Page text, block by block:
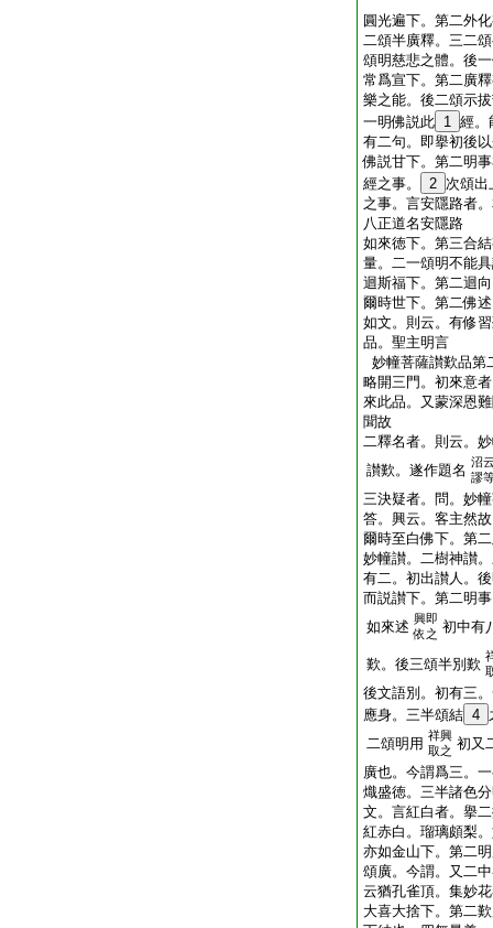
圓光遍下。第二外
二頌半廣釋。三二
頌明慈悲之體。後
常爲宣下。第二廣
樂之能。後二頌示
一明佛説此 1 經。
有二句。即擧初後
佛説甘下。第二明
經之事。
2 次頌出
之事。言安隱路者
八正道名安隱路
如來徳下。第三合
量。二一頌明不能
迴斯福下。第二迴向
爾時世下。第二佛
如文。則云。有修
品。聖主明言
妙幢菩薩讃歎品第
略開三門。初來意
來此品。又蒙深恩
聞故
二釋名者。則云。
讃歎。遂作題名 沼
謬
三決疑者。問。妙
答。興云。客主然故
爾時至白佛下。第
妙幢讃。二樹神讃
有二。初出讃人。
而説讃下。第二明
如來述 興即
依之 初中有
歎。後三頌半別歎
後文語別。初有三
應身。三半頌結 4
二頌明用 祥興
取之 初又
廣也。今謂爲三。
熾盛徳。三半諸色
文。言紅白者。擧
紅赤白。瑠璃頗梨
亦如金山下。第二
頌廣。今謂。又二
云猶孔雀頂。集妙
大喜大捨下。第二